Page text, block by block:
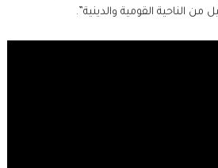
من الناحية القومية والدينية”.